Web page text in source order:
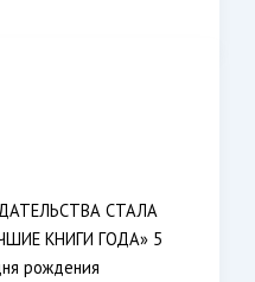
СТАЛА
КНИГИ ГОДА» 5
рождения